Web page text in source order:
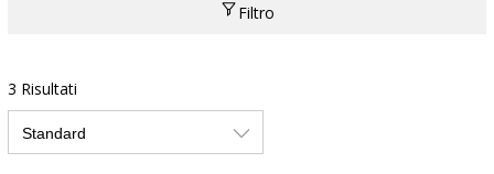
Filtro
3 Risultati